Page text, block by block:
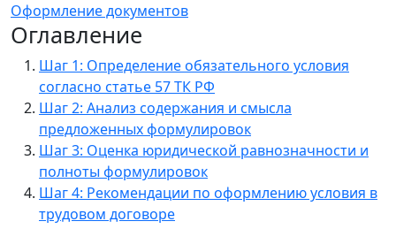
Оформление документов
Оглавление
Шаг 1: Определение обязательного условия
согласно статье 57 ТК РФ
Шаг 2: Анализ содержания и смысла
предложенных формулировок
Шаг 3: Оценка юридической равнозначности и
полноты формулировок
Шаг 4: Рекомендации по оформлению условия в
трудовом договоре